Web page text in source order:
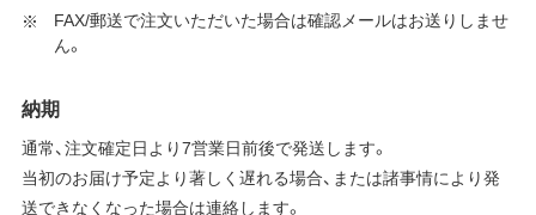
FAX/郵送で注文いただいた場合は確認メールはお送りしませ
ん。
納期
通常、注文確定日より7営業日前後で発送します。
当初のお届け予定より著しく遅れる場合、または諸事情により発
送できなくなった場合は連絡します。